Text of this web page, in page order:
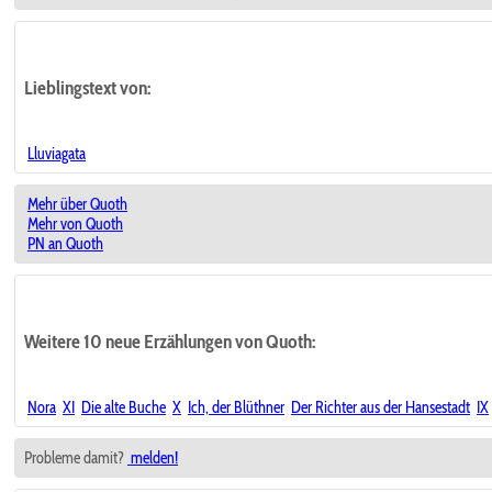
Lieblingstextvon:
Lluviagata
Mehr über Quoth
Mehr von Quoth
PN an Quoth
Weitere 10 neue Erzählungen von Quoth:
Nora XI Die alte Buche X Ich, der Blüthner Der Richter aus der Hansestadt IX
Probleme damit? melden!